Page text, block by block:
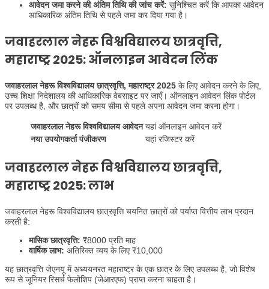
आवेदन जमा करने की अंतिम तिथि की जांच करें: सुनिश्चित करें कि आपका आवेदन
आधिकारिक अंतिम तिथि से पहले जमा कर दिया गया है।
जवाहरलाल नेहरू विश्वविद्यालय छात्रवृत्ति,
महाराष्ट्र 2025: ऑनलाइन आवेदन लिंक
जवाहरलाल नेहरू विश्वविद्यालय छात्रवृत्ति, महाराष्ट्र 2025 के लिए आवेदन करने के लिए,
उच्च शिक्षा निदेशालय की आधिकारिक वेबसाइट पर जाएँ। ऑनलाइन आवेदन लिंक पोर्टल
पर उपलब्ध है, और छात्रों को समय सीमा से पहले अपना आवेदन जमा करना होगा।
जवाहरलाल नेहरू विश्वविद्यालय आवेदन यहां ऑनलाइन आवेदन करें
नया उपयोगकर्ता पंजीकरण
यहां रजिस्टर करें
जवाहरलाल नेहरू विश्वविद्यालय छात्रवृत्ति,
महाराष्ट्र 2025: लाभ
जवाहरलाल नेहरू विश्वविद्यालय छात्रवृत्ति चयनित छात्रों को पर्याप्त वित्तीय लाभ प्रदान
करती है:
मासिक छात्रवृत्ति: ₹8000 प्रति माह
वार्षिक लाभ: अतिरिक्त व्यय के लिए ₹10,000
यह छात्रवृत्ति जेएनयू में अध्ययनरत महाराष्ट्र के एक छात्र के लिए उपलब्ध है, जो विशेष
रूप से जूनियर रिसर्च फेलोशिप (जेआरएफ) प्राप्त करना चाहता है।